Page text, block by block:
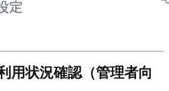
用状況確認（管理者向